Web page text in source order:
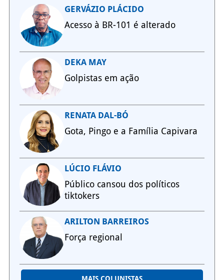
GERVÁZIO PLÁCIDO
Acesso à BR-101 é alterado
DEKA MAY
Golpistas em ação
RENATA DAL-BÓ
Gota, Pingo e a Família Capivara
LÚCIO FLÁVIO
Público cansou dos políticos
tiktokers
ARILTON BARREIROS
Força regional